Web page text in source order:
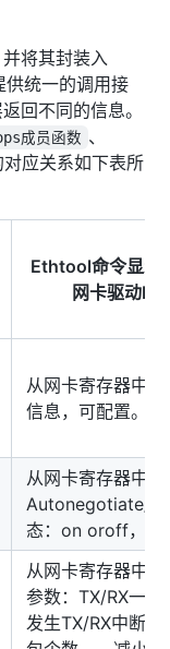
将其封装入
供统一的调用接
回不同的信息。
成员函数 、
对应关系如下表所
Ethtool命令显示
网卡驱动
从网卡寄存器中
信息，可配置。
从网卡寄存器中获
Autonegotiate/
态：on oroff，可
从网卡寄存器中
参数：TX/RX一
发生TX/RX中断